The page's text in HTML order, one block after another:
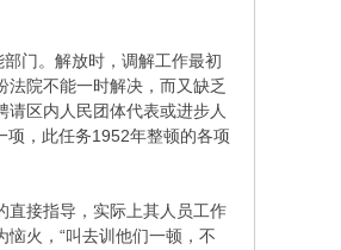
门。解放时，调解工作最初
院不能一时解决，而又缺乏
区内人民团体代表或进步人
项，此任务1952年整顿的各项
接指导，实际上其人员工作
火，“叫去训他们一顿，不